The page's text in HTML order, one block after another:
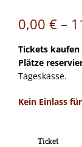
0,00 € –
Tickets kaufen
Plätze
Tageskasse.
Kein Einlass
Ticket